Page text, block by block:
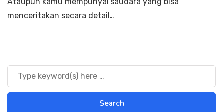
menceritakan secara detail…